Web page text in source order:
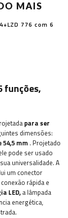
MAIS
776 com 6
funções,
para ser
dimensões:
mm . Projetado
pode ser usado
universalidade. A
um conector
rápida e
LED,a lâmpada
energética,